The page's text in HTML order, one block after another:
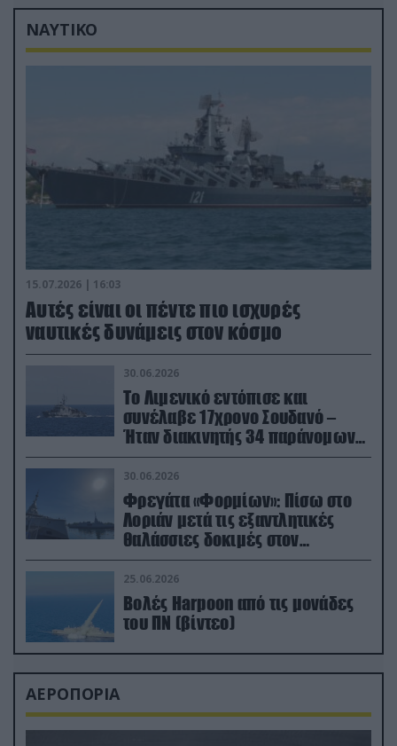
ΝΑΥΤΙΚΟ
15.07.2026 | 16:03
Aυτές είναι οι πέντε πιο ισχυρές
ναυτικές δυνάμεις στον κόσμο
30.06.2026
Το Λιμενικό εντόπισε και
συνέλαβε 17χρονο Σουδανό –
Ήταν διακινητής 34 παράνομων
μεταναστών
30.06.2026
Φρεγάτα «Φορμίων»: Πίσω στο
Λοριάν μετά τις εξαντλητικές
θαλάσσιες δοκιμές στον
απαιτητικό Βισκαϊκό
25.06.2026
Βολές Harpoon από τις μονάδες
του ΠΝ (βίντεο)
ΑΕΡΟΠΟΡΙΑ